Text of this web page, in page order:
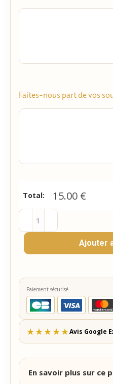
Faites-nous part de vos
Total: 15.00 €
quantité
de
Cadeau
Valentin
Coffret
6
Calissons
personnalisés
4
Guimauves
Ajouter
Paiement sécurisé
★★★★★Avis Google
En savoir plus sur ce